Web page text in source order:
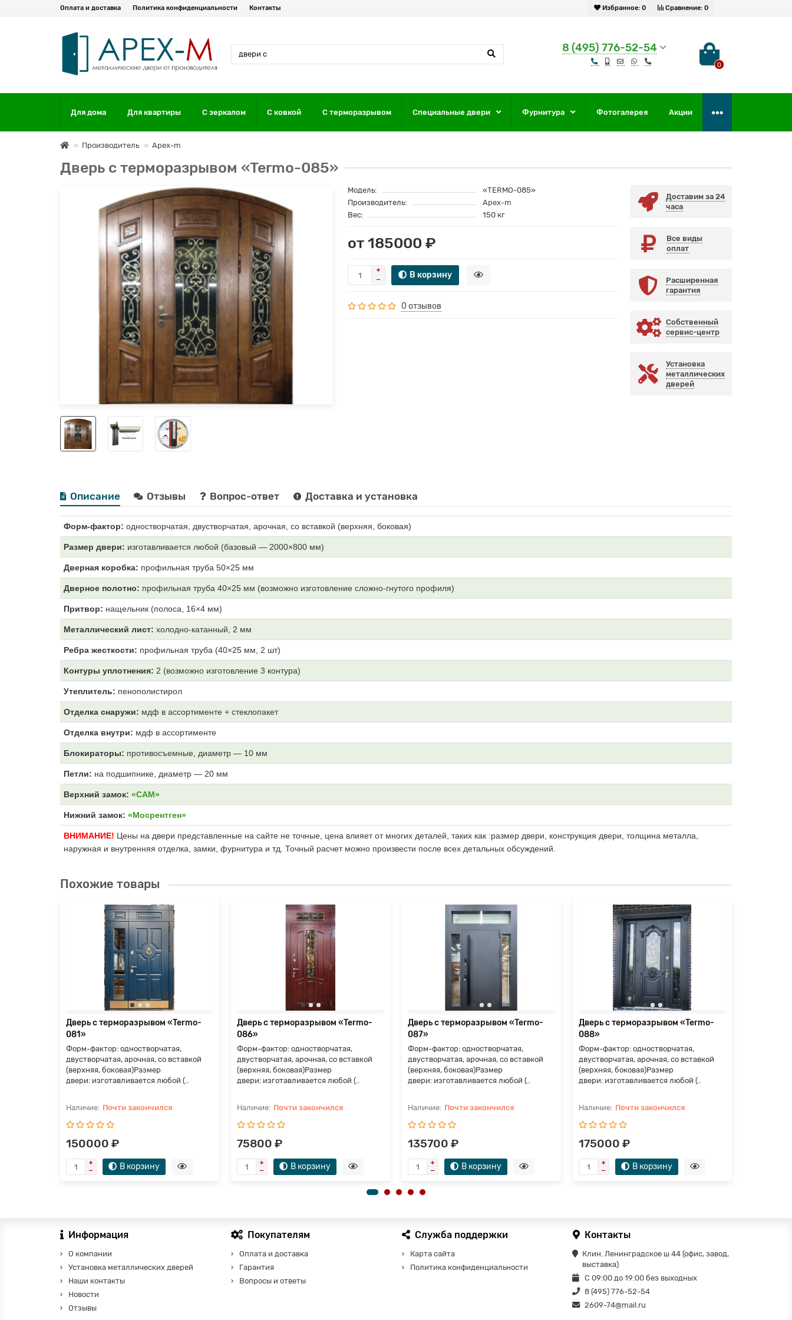
Сравнение: 0
Избранное: 0
Оплата и доставка Политика конфиденциальности Контакты
8 (495) 776-52-54
0
Для дома Для квартиры С зеркалом С ковкой С терморазрывом Специальные двери Фурнитура Фотогалерея Акции
Производитель Apex-m
Дверь с терморазрывом «Termo-085»
Модель:
«TERMO-085»
Производитель:
Apex-m
Вес:
150 кг
от 185000 ₽
В корзину
0 отзывов
Доставим за 24
часа
Все виды
оплат
Расширенная
гарантия
Собственный
сервис-центр
Установка
металлических
дверей
Описание Отзывы Вопрос-ответ Доставка и установка
Форм-фактор: одностворчатая, двустворчатая, арочная, со вставкой (верхняя, боковая)
Размер двери: изготавливается любой (базовый — 2000×800 мм)
Дверная коробка: профильная труба 50×25 мм
Дверное полотно: профильная труба 40×25 мм (возможно изготовление сложно-гнутого профиля)
Притвор: нащельник (полоса, 16×4 мм)
Металлический лист: холодно-катанный, 2 мм
Ребра жесткости: профильная труба (40×25 мм, 2 шт)
Контуры уплотнения: 2 (возможно изготовление 3 контура)
Утеплитель: пенополистирол
Отделка снаружи: мдф в ассортименте + стеклопакет
Отделка внутри: мдф в ассортименте
Блокираторы: противосъемные, диаметр — 10 мм
Петли: на подшипнике, диаметр — 20 мм
Верхний замок: «САМ»
Нижний замок: «Мосрентген»
ВНИМАНИЕ! Цены на двери представленные на сайте не точные, цена влияет от многих деталей, таких как :размер двери, конструкция двери, толщина металла,
наружная и внутренняя отделка, замки, фурнитура и тд. Точный расчет можно произвести после всех детальных обсуждений.
Похожие товары
Дверь с терморазрывом «Termo-
081»
Форм-фактор: одностворчатая,
двустворчатая, арочная, со вставкой
(верхняя, боковая)Размер
двери: изготавливается любой (..
Почти закончился
150000 ₽
В корзину
Дверь с терморазрывом «Termo-
086»
Форм-фактор: одностворчатая,
двустворчатая, арочная, со вставкой
(верхняя, боковая)Размер
двери: изготавливается любой (..
Почти закончился
75800 ₽
В корзину
Дверь с терморазрывом «Termo-
087»
Форм-фактор: одностворчатая,
двустворчатая, арочная, со вставкой
(верхняя, боковая)Размер
двери: изготавливается любой (..
Почти закончился
135700 ₽
В корзину
Дверь с терморазрывом «Termo-
088»
Форм-фактор: одностворчатая,
двустворчатая, арочная, со вставкой
(верхняя, боковая)Размер
двери: изготавливается любой (..
Почти закончился
175000 ₽
В корзину
Информация
О компании
Установка металлических дверей
Наши контакты
Новости
Отзывы
Покупателям
Оплата и доставка
Гарантия
Вопросы и ответы
Служба поддержки
Карта сайта
Политика конфиденциальности
Контакты
Клин. Ленинградское ш 44 (офис, завод,
выставка)
С 09:00 до 19:00 без выходных
8 (495) 776-52-54
2609-74@mail.ru